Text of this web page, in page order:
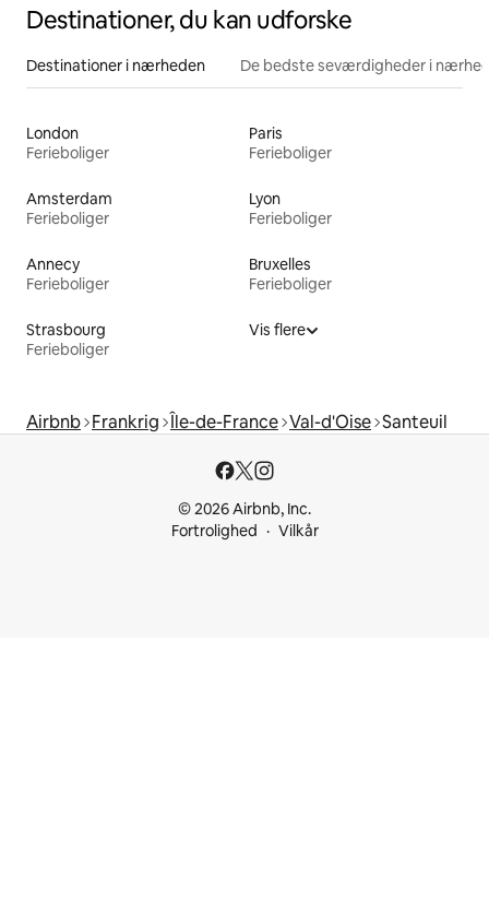
Destinationer, du kan udforske
Destinationer i nærheden De bedste seværdigheder i
London
Ferieboliger
Paris
Ferieboliger
Amsterdam
Ferieboliger
Lyon
Ferieboliger
Annecy
Ferieboliger
Bruxelles
Ferieboliger
Strasbourg
Ferieboliger
Vis flere
Airbnb Frankrig Île-de-France Val-d'Oise Santeuil
© 2026 Airbnb, Inc.
Fortrolighed
Vilkår